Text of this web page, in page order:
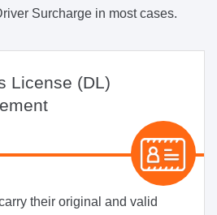
Surcharge in most cases.
License (DL)
their original and valid